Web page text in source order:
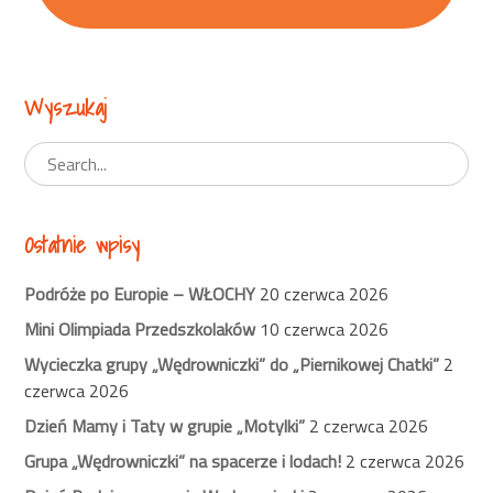
Wyszukaj
Ostatnie wpisy
Podróże po Europie – WŁOCHY20 czerwca 2026
Mini Olimpiada Przedszkolaków10 czerwca 2026
Wycieczka grupy „Wędrowniczki” do „Piernikowej Chatki” 2
czerwca 2026
Dzień Mamy i Taty w grupie „Motylki” 2 czerwca 2026
Grupa „Wędrowniczki” na spacerze i lodach! 2 czerwca 2026